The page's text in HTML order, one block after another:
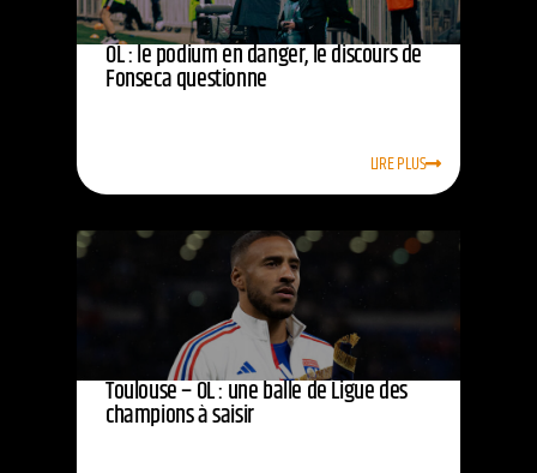
OL : le podium en danger, le discours de
Fonseca questionne
LIRE PLUS
Toulouse – OL : une balle de Ligue des
champions à saisir